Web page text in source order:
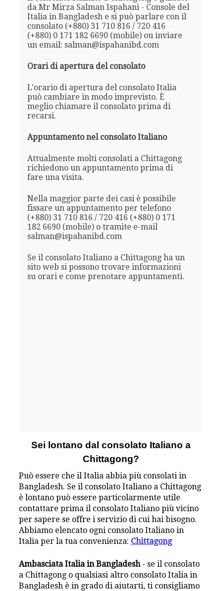
da Mr Mirza Salman Ispahani - Console del
Italia in Bangladesh e si può parlare con il
consolato (+880) 31 710 816 / 720 416
(+880) 0 171 182 6690 (mobile) ou inviare
un email: salman@ispahanibd.com
Orari di apertura del consolato
L'orario di apertura del consolato Italia
può cambiare in modo imprevisto. È
meglio chiamare il consolato prima di
recarsi.
Appuntamento nel consolato Italiano
Attualmente molti consolati a Chittagong
richiedono un appuntamento prima di
fare una visita.
Nella maggior parte dei casi è possibile
fissare un appuntamento per telefono
(+880) 31 710 816 / 720 416 (+880) 0 171
182 6690 (mobile) o tramite e-mail
salman@ispahanibd.com
Se il consolato Italiano a Chittagong ha un
sito web si possono trovare informazioni
su orari e come prenotare appuntamenti.
Sei lontano dal consolato Italiano a
Chittagong?
Può essere che il Italia abbia più consolati in
Bangladesh. Se il consolato Italiano a Chittagong
è lontano può essere particolarmente utile
contattare prima il consolato Italiano più vicino
per sapere se offre i servizio di cui hai bisogno.
Abbiamo elencato ogni consolato Italiano in
Italia per la tua convenienza: Chittagong
Ambasciata Italia in Bangladesh- se il consolato
a Chittagong o qualsiasi altro consolato Italia in
Bangladesh è in grado di aiutarti, ti consigliamo